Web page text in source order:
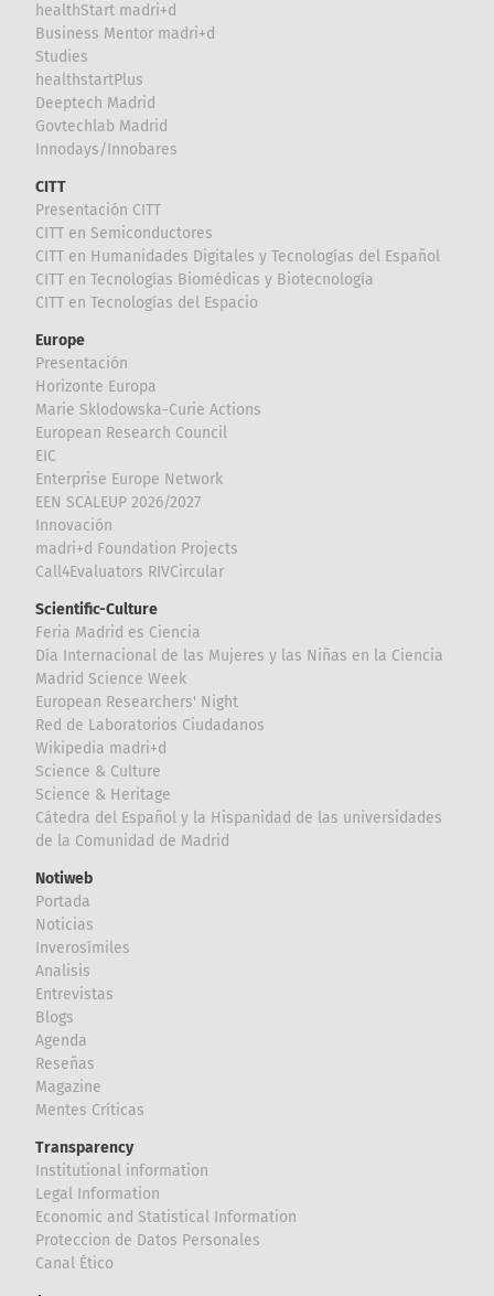
healthStart madri+d
Business Mentor madri+d
Studies
healthstartPlus
Deeptech Madrid
Govtechlab Madrid
Innodays/Innobares
CITT
Presentación CITT
CITT en Semiconductores
CITT en Humanidades Digitales y Tecnologías del Español
CITT en Tecnologías Biomédicas y Biotecnología
CITT en Tecnologías del Espacio
Europe
Presentación
Horizonte Europa
Marie Sklodowska-Curie Actions
European Research Council
EIC
Enterprise Europe Network
EEN SCALEUP 2026/2027
Innovación
madri+d Foundation Projects
Call4Evaluators RIVCircular
Scientific-Culture
Feria Madrid es Ciencia
Día Internacional de las Mujeres y las Niñas en la Ciencia
Madrid Science Week
European Researchers' Night
Red de Laboratorios Ciudadanos
Wikipedia madri+d
Science & Culture
Science & Heritage
Cátedra del Español y la Hispanidad de las universidades
de la Comunidad de Madrid
Notiweb
Portada
Noticias
Inverosímiles
Analisis
Entrevistas
Blogs
Agenda
Reseñas
Magazine
Mentes Críticas
Transparency
Institutional information
Legal Information
Economic and Statistical Information
Proteccion de Datos Personales
Canal Ético